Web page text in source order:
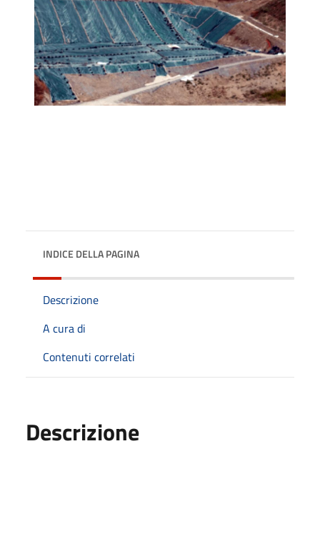
INDICE DELLA PAGINA
Descrizione
A cura di
Contenuti correlati
Descrizione